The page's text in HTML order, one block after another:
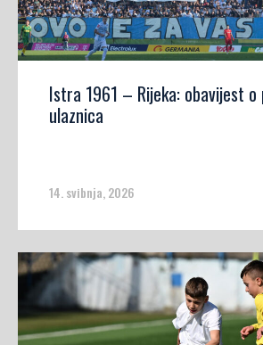
Istra 1961 – Rijeka: obavijest o
ulaznica
14. svibnja, 2026